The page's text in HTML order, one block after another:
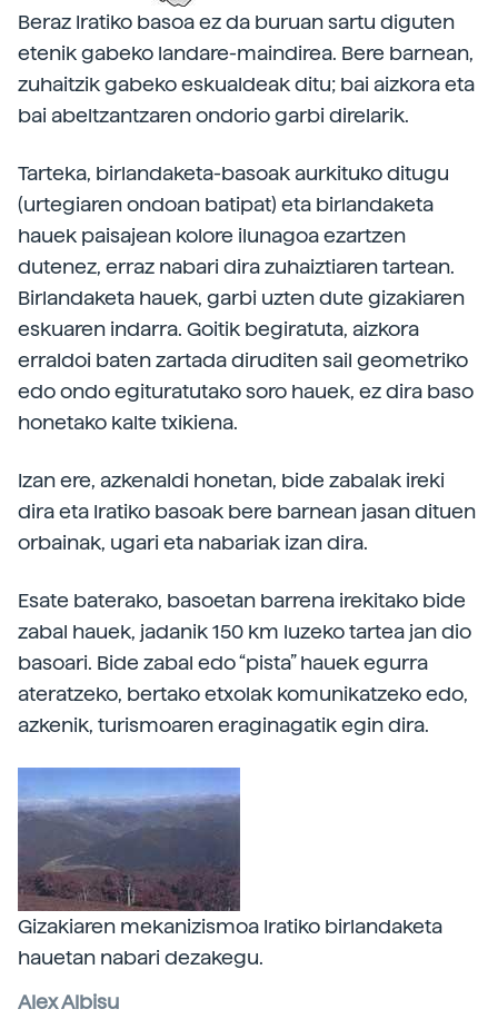
Beraz Iratiko basoa ez da buruan sartu diguten
etenik gabeko landare-maindirea. Bere barnean,
zuhaitzik gabeko eskualdeak ditu; bai aizkora eta
bai abeltzantzaren ondorio garbi direlarik.
Tarteka, birlandaketa-basoak aurkituko ditugu
(urtegiaren ondoan batipat) eta birlandaketa
hauek paisajean kolore ilunagoa ezartzen
dutenez, erraz nabari dira zuhaiztiaren tartean.
Birlandaketa hauek, garbi uzten dute gizakiaren
eskuaren indarra. Goitik begiratuta, aizkora
erraldoi baten zartada diruditen sail geometriko
edo ondo egituratutako soro hauek, ez dira baso
honetako kalte txikiena.
Izan ere, azkenaldi honetan, bide zabalak ireki
dira eta Iratiko basoak bere barnean jasan dituen
orbainak, ugari eta nabariak izan dira.
Esate baterako, basoetan barrena irekitako bide
zabal hauek, jadanik 150 km luzeko tartea jan dio
basoari. Bide zabal edo “pista” hauek egurra
ateratzeko, bertako etxolak komunikatzeko edo,
azkenik, turismoaren eraginagatik egin dira.
Gizakiaren mekanizismoa Iratiko birlandaketa
hauetan nabari dezakegu.
Alex Albisu